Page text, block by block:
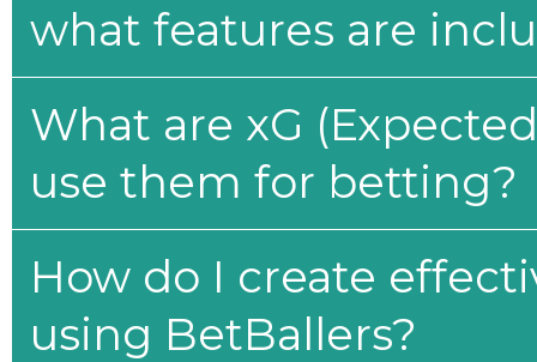
what features are
What are xG
use them for betting?
How do I create
using BetBallers?